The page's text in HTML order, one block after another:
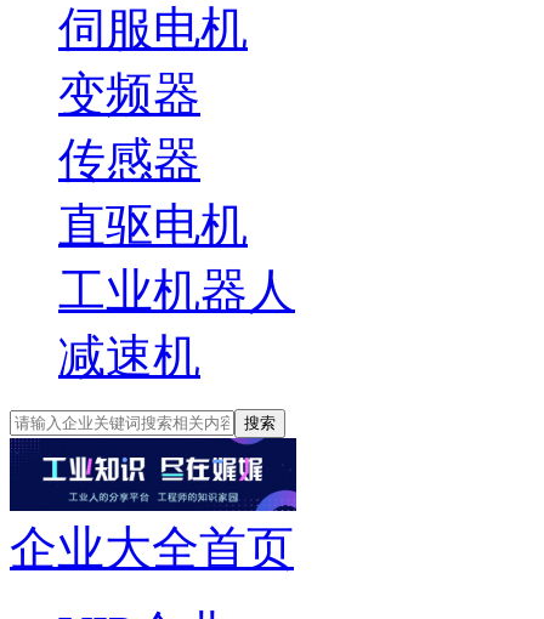
伺服电机
变频器
传感器
直驱电机
工业机器人
减速机
搜索
企业大全首页